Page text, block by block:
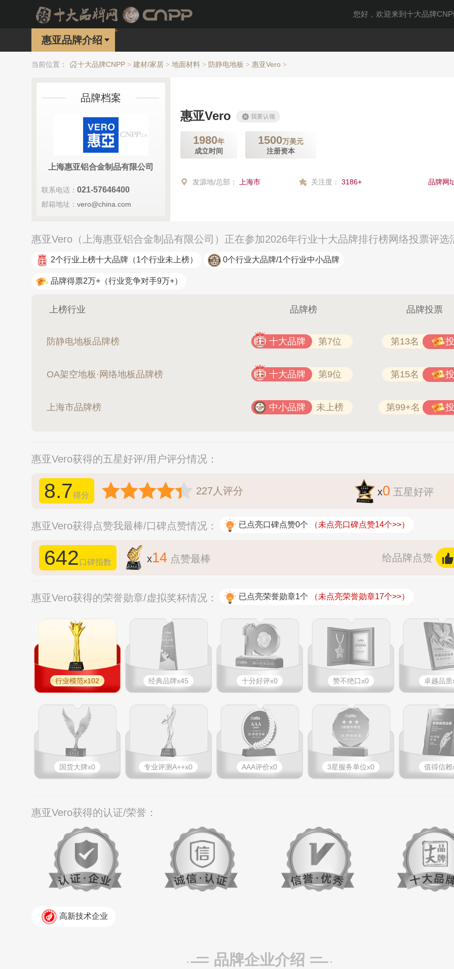
您好，欢迎来到十大品牌
惠亚品牌介绍
当前位置： 十大品牌CNPP > 建材/家居 > 地面材料 > 防静电地板 > 惠亚Vero >
品牌档案
上海惠亚铝合金制品有限公司
联系电话： 021-57646400
邮箱地址： vero@china.com
惠亚Vero 我要认领
1980年
成立时间
1500万美元
注册资本
发源地/总部： 上海市 关注度： 3186+ 品牌网
惠亚Vero（上海惠亚铝合金制品有限公司）正在参加2026年行业十大品牌排行榜网络投票评选
2个行业上榜十大品牌 （1个行业未上榜） 0个行业大品牌/1个行业中小品牌
品牌得票2万+ （行业竞争对手9万+）
上榜行业 品牌榜 品牌投票
防静电地板品牌榜 十大品牌 第7位 第13名
OA架空地板·网络地板品牌榜 十大品牌 第9位 第15名
上海市品牌榜 中小品牌 未上榜 第99+名
惠亚Vero获得的五星好评/用户评分情况：
8.7得分 227 人评分 x0 五星好评
惠亚Vero获得点赞我最棒/口碑点赞情况： 已点亮口碑点赞0个 （未点亮口碑点赞14个>>）
642口碑指数 x14 点赞最棒 给品牌点赞
惠亚Vero获得的荣誉勋章/虚拟奖杯情况： 已点亮荣誉勋章1个 （未点亮荣誉勋章17个>>）
行业模范x102 经典品牌x45 十分好评x0 赞不绝口x0 卓越品质
国货大牌x0 专业​评测A++x0 AAA评价x0 3星服务单位x0 值得信赖
惠亚Vero获得的认证/荣誉：
高新技术企业
品牌企业介绍